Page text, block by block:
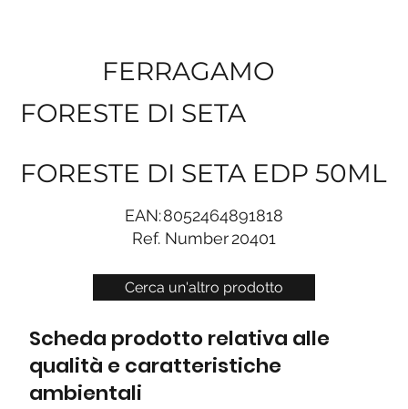
Cerca un'altro prodotto
FERRAGAMO
FORESTE DI SETA
FORESTE DI SETA EDP 50ML
EAN:8052464891818
Ref. Number20401
Scheda prodotto relativa alle
qualità e caratteristiche
ambientali